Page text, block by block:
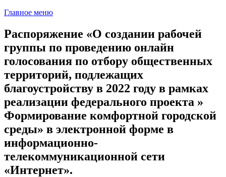
Главное меню
Распоряжение «О создании рабочей
группы по проведению онлайн
голосования по отбору общественных
территорий, подлежащих
благоустройству в 2022 году в рамках
реализации федерального проекта »
Формирование комфортной городской
среды» в электронной форме в
информационно-
телекоммуникационной сети
«Интернет».